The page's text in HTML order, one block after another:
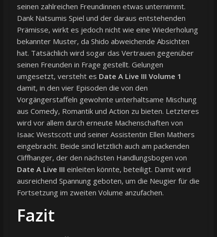
seinen zahlreichen Freundinnen etwas unternimmt.
Dank Natsumis Spiel und der daraus entstehenden
Prämisse, wirkt es jedoch nicht wie eine Wiederholung
bekannter Muster, da Shido abweichende Absichten
hat. Tatsächlich wird sogar das Vertrauen gegenüber
seinen Freunden in Frage gestellt. Gelungen
umgesetzt, versteht es Date A Live III Volume 1
damit, in den vier Episoden die von den
Vorgängerstaffeln gewohnte unterhaltsame Mischung
aus Comedy, Romantik und Action zu bieten. Letzteres
wird vor allem durch erneute Machenschaften von
Isaac Westscott und seiner Assistentin Ellen Mathers
eingebracht. Beide sind letztlich auch am packenden
Cliffhanger, der den nächsten Handlungsbogen von
Date A Live III einleiten könnte, beteiligt. Damit wird
ausreichend Spannung geboten, um die Neugier für die
Fortsetzung im zweiten Volume anzufachen.
Fazit